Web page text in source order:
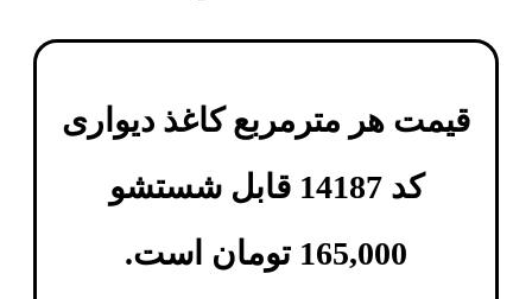
قیمت هر مترمربعکاغذ دیواری
کد 14187 قابل شستشو
165,000 تومان است.